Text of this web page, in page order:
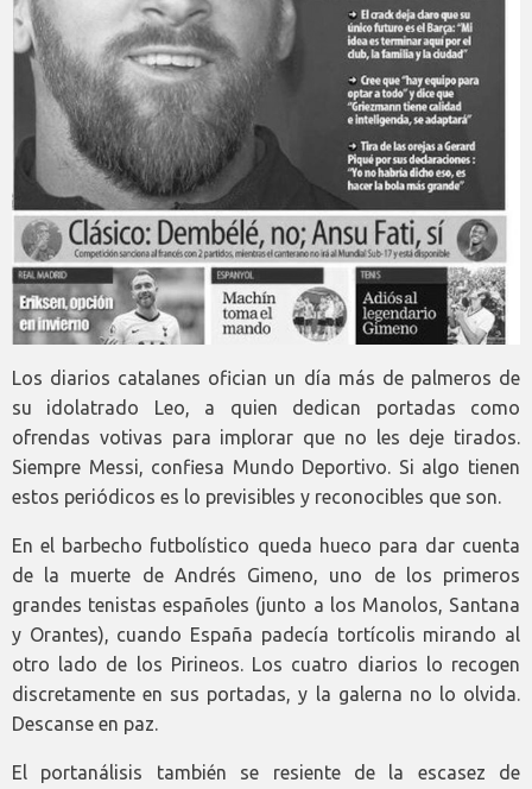
Los diarios catalanes ofician un día más de palmeros de
su idolatrado Leo, a quien dedican portadas como
ofrendas votivas para implorar que no les deje tirados.
Siempre Messi, confiesa Mundo Deportivo. Si algo tienen
estos periódicos es lo previsibles y reconocibles que son.
En el barbecho futbolístico queda hueco para dar cuenta
de la muerte de Andrés Gimeno, uno de los primeros
grandes tenistas españoles (junto a los Manolos, Santana
y Orantes), cuando España padecía tortícolis mirando al
otro lado de los Pirineos. Los cuatro diarios lo recogen
discretamente en sus portadas, y la galerna no lo olvida.
Descanse en paz.
El portanálisis también se resiente de la escasez de